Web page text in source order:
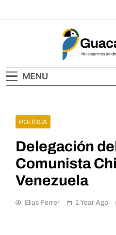
MENU
POLÍTICA
Delegación
Comunista
Venezuela
Elias Ferrer 1 Year Ago